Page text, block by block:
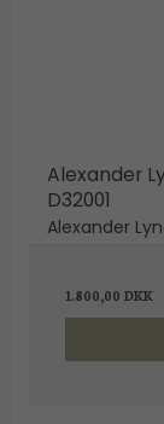
Alexander
D32001
Alexander
1.800,00 DKK